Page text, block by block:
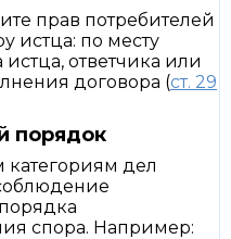
прав потребителей
истца: по месту
истца, ответчика или
договора (ст. 29
порядок
категориям дел
спора. Например: